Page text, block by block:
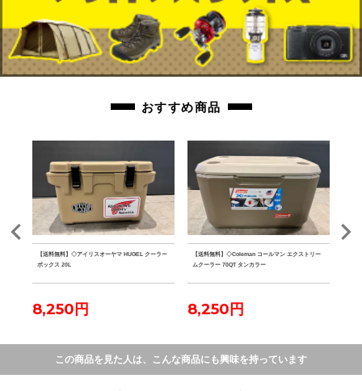
おすすめ商品
【送料無料】◇アイリスオーヤマ HUGEL クーラー
ボックス 20L
8,250円
【送料無料】◇Coleman コールマン エクストリー
ムクーラー 70QT タンカラー
8,250円
この商品を見た人は、こんな商品にも興味を持っています